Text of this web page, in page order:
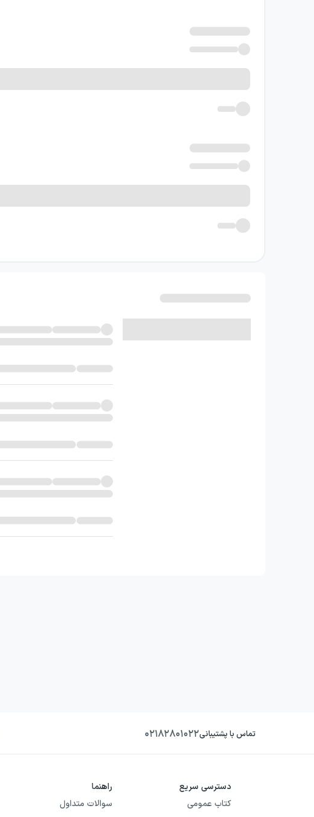
تماس با پشتیبانی۰۲۱۸۲۸۰۱۰۲۲
دسترسی سریع
کتاب عمومی
راهنما
سوالات متداول